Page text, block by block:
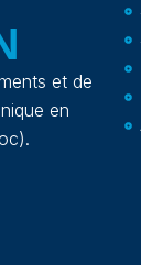
et de
en